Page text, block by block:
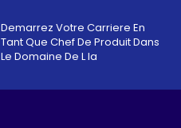
Demarrez Votre Carriere En
Tant Que Chef De Produit Dans
Le Domaine De L Ia